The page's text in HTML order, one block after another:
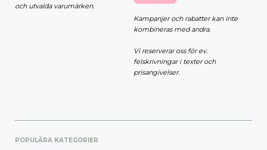
och utvalda varumärken.
Kampanjer och rabatter kan inte
kombineras med andra.
Vi reserverar oss för ev.
felskrivningar i texter och
prisangivelser.
POPULÄRA KATEGORIER